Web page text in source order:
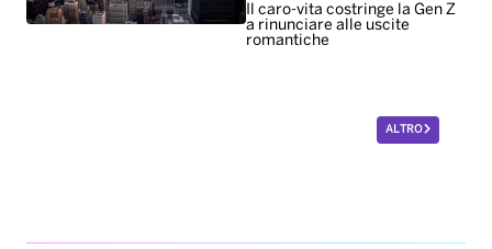
Il caro-vita costringe la Gen Z
a rinunciare alle uscite
romantiche
ALTRO